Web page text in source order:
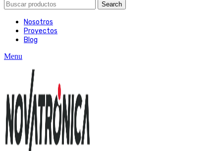
Search
Nosotros
Proyectos
Blog
Menu